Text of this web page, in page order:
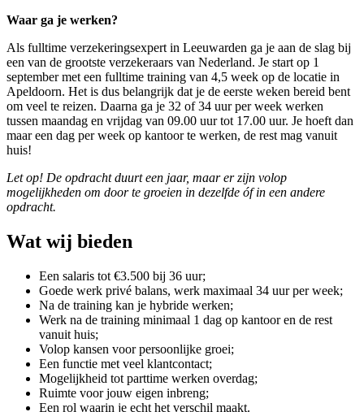
Waar ga je werken?
Als fulltime verzekeringsexpert in Leeuwarden ga je aan de slag bij
een van de grootste verzekeraars van Nederland. Je start op 1
september met een fulltime training van 4,5 week op de locatie in
Apeldoorn. Het is dus belangrijk dat je de eerste weken bereid bent
om veel te reizen. Daarna ga je 32 of 34 uur per week werken
tussen maandag en vrijdag van 09.00 uur tot 17.00 uur. Je hoeft dan
maar een dag per week op kantoor te werken, de rest mag vanuit
huis!
Let op! De opdracht duurt een jaar, maar er zijn volop
mogelijkheden om door te groeien in dezelfde óf in een andere
opdracht.
Wat wij bieden
Een salaris tot €3.500 bij 36 uur;
Goede werk privé balans, werk maximaal 34 uur per week;
Na de training kan je hybride werken;
Werk na de training minimaal 1 dag op kantoor en de rest
vanuit huis;
Volop kansen voor persoonlijke groei;
Een functie met veel klantcontact;
Mogelijkheid tot parttime werken overdag;
Ruimte voor jouw eigen inbreng;
Een rol waarin je echt het verschil maakt.